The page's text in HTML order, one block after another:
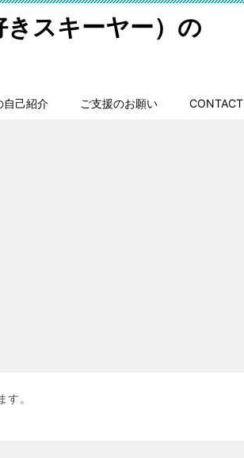
スキーヤー）の
自己紹介 ご支援のお願い CONTACT
。